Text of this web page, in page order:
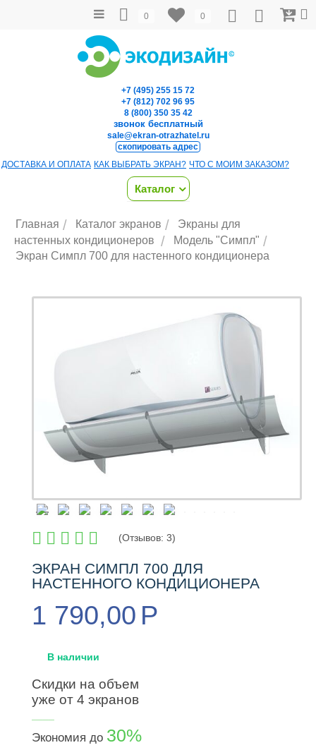
0
0
+7 (495) 255 15 72
+7 (812) 702 96 95
8 (800) 350 35 42
звонок бесплатный
sale@ekran-otrazhatel.ru
скопировать адрес
ДОСТАВКА И ОПЛАТА КАК ВЫБРАТЬ ЭКРАН? ЧТО С МОИМ ЗАКАЗОМ?
Каталог
Главная / Каталог экранов /
Экраны для
настенных кондиционеров / Модель "Симпл" /
Экран Симпл 700 для настенного кондиционера
(Отзывов: 3)
ЭКРАН СИМПЛ 700 ДЛЯ
НАСТЕННОГО КОНДИЦИОНЕРА
1 790,00 Р
В наличии
Скидки на объем
уже от 4 экранов
Экономия до 30%